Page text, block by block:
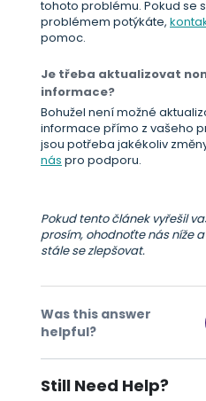
tohoto problému. Pokud se
problémem potýkáte,
pomoc.
Je třeba aktualizovat
informace?
Bohužel není možné
informace přímo z vašeho
jsou potřeba jakékoliv
nás pro podporu.
Pokud tento článek vyřešil
prosím, ohodnoťte nás níže
stále se zlepšovat.
Was this answer
helpful?
Still Need Help?